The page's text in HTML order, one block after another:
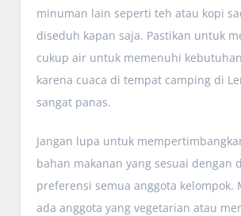
minuman lain seperti teh atau kopi
diseduh kapan saja. Pastikan untuk
cukup air untuk memenuhi
karena cuaca di tempat camping di
sangat panas.
Jangan lupa untuk
bahan makanan yang sesuai dengan
preferensi semua anggota kelompok.
ada anggota yang vegetarian atau